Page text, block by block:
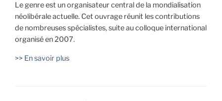
Le genre est un organisateur central de la mondialisation
néolibérale actuelle. Cet ouvrage réunit les contributions
de nombreuses spécialistes, suite au colloque international
organisé en 2007.
>> En savoir plus